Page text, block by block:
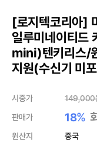
[로지텍코리아]
일루미네이티
mini)텐키리스/
지원(수신기 미
시중가 149,000
판매가
18%
원산지
중국